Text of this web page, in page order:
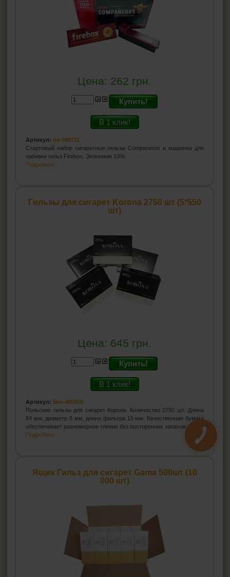
Цена: 262 грн.
Купить!
В 1 клик!
Артикул: na-980711
Стартовый набор сигаретные гильзы Companeros и машинка для
набивки гильз Firebox. Экономия 10%.
Подробнее...
Гильзы для сигарет Korona 2750 шт (5*550
шт)
Цена: 645 грн.
Купить!
В 1 клик!
Артикул: 5ko-400550
Польские гильзы для сигарет Корона. Количество 2750 шт. Длина
84 мм, диаметр 8 мм, длина фильтра 15 мм. Качественная бумага
обеспечивает равномерное тление без посторонних запахов
Подробнее...
Ящик Гильз для сигарет Gama 500шт (10
000 шт)